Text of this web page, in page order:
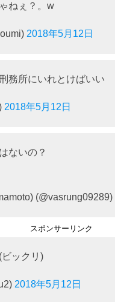
ねぇ？。w
2018年5月12日
務所にいれとけばいい
2018年5月12日
ないの？
(@vasrung09289)
スポンサーリンク
ックリ)
2018年5月12日